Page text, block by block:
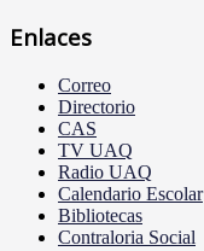
Enlaces
Correo
Directorio
CAS
TV UAQ
Radio UAQ
Calendario Escolar
Bibliotecas
Contraloria Social